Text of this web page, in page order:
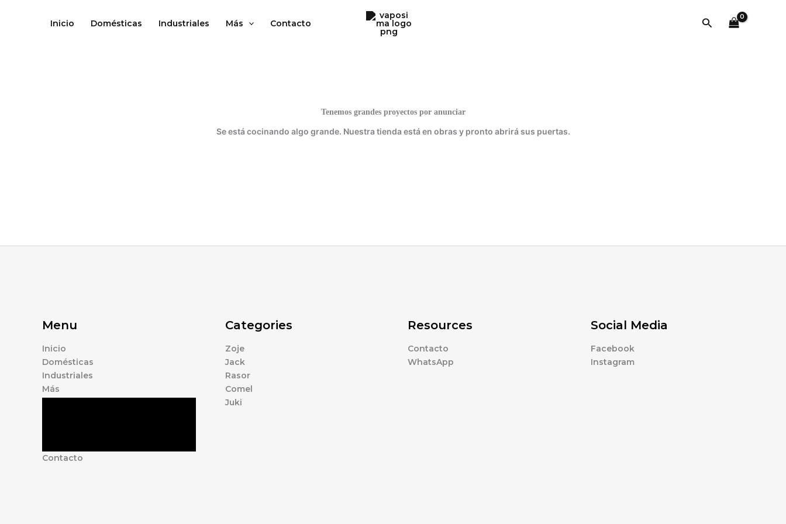
Inicio Domésticas Industriales Más Contacto Buscar
Tenemos grandes proyectos por anunciar
Se está cocinando algo grande. Nuestra tienda está en obras y pronto abrirá sus puertas.
Menu
Inicio
Domésticas
Industriales
Más
Contacto
Categories
Zoje
Jack
Rasor
Comel
Juki
Resources
Contacto
WhatsApp
Social Media
Facebook
Instagram